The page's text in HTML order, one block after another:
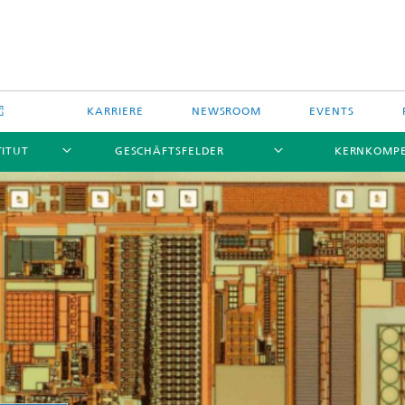
KARRIERE NEWSROOM EVENTS
GESCHÄFTSFELDER